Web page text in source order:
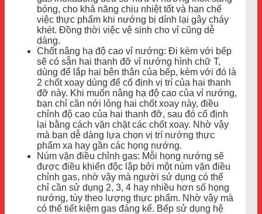
bóng, cho khả năng chịu nhiệt tốt và hạn chế
việc thực phẩm khi nướng bị dính lại gây cháy
khét. Đồng thời việc vệ sinh cho vỉ cũng dễ
dàng.
Chốt nâng hạ độ cao vỉ nướng: Đi kèm với bếp
sẽ có sẵn hai thanh đỡ vỉ nướng hình chữ T,
dùng để lắp hai bên thân của bếp, kèm với đó là
2 chốt xoay dùng để cố định vị trí của hai thanh
đỡ này. Khi muốn nâng hạ độ cao của vỉ nướng,
bạn chỉ cần nới lỏng hai chốt xoay này, điều
chỉnh độ cao của hai thanh đỡ, sau đó cố định
lại bằng cách vặn chặt các chốt xoay. Nhờ vậy
mà bạn dễ dàng lựa chọn vị trí nướng thực
phẩm xa hay gần các họng nướng.
Núm vặn điều chỉnh gas: Mỗi họng nướng sẽ
được điều khiển độc lập bởi một núm vặn điều
chỉnh gas, nhờ vậy mà người sử dụng có thể
chỉ cần sử dụng 2, 3, 4 hay nhiều hơn số họng
nướng, tùy theo lượng thực phẩm. Nhờ vậy mà
có thể tiết kiệm gas đáng kể. Bếp sử dụng hệ